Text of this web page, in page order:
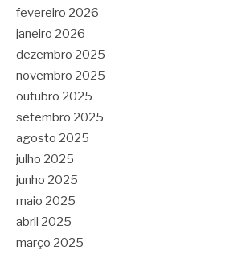
fevereiro 2026
janeiro 2026
dezembro 2025
novembro 2025
outubro 2025
setembro 2025
agosto 2025
julho 2025
junho 2025
maio 2025
abril 2025
março 2025